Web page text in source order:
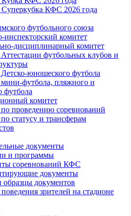
КФС 2026 года
футбольного союза
инспекторский комитет
дисциплинарный комитет
футбольных клубов и
юношеского футбола
футбола, пляжного и
футбола
комитет
проведению соревнований
статусу и трансферам
документы
и программы
соревнований КФС
документы
образцы документов
зрителей на стадионе